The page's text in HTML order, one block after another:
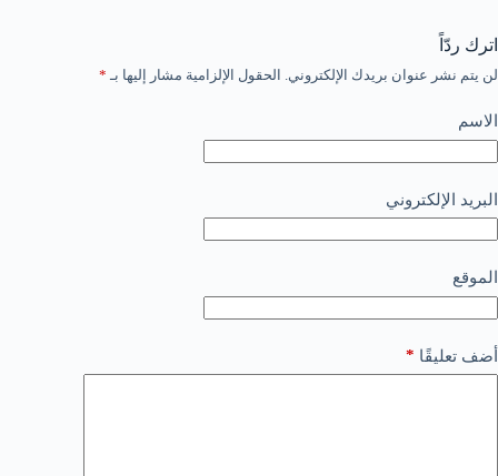
اترك ردّاً
لن يتم نشر عنوان بريدك الإلكتروني. الحقول الإلزامية مشار إليها بـ *
الاسم
البريد الإلكتروني
الموقع
أضف تعليقًا *